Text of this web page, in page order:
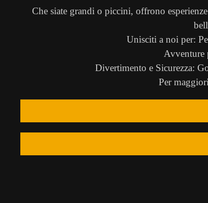
Che siate grandi o piccini, offrono
Unisciti a noi per:
Avventure
Divertimento e Sicurezza:
Per